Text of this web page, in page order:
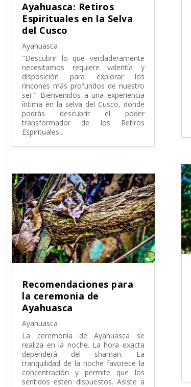
Ayahuasca: Retiros
Espirituales en la Selva
del Cusco
Ayahuasca
"Descubrir lo que verdaderamente
necesitamos requiere valentía y
disposición para explorar los
rincones más profundos de nuestro
ser." Bienvenidos a una experiencia
íntima en la selva del Cusco, donde
podrás descubrir el poder
transformador de los Retiros
Espirituales...
Recomendaciones para
la ceremonia de
Ayahuasca
Ayahuasca
La ceremonia de Ayahuasca se
realiza en la noche. La hora exacta
dependerá del shaman. La
tranquilidad de la noche favorece la
concentración y permite que los
sentidos estén dispuestos. Asiste a